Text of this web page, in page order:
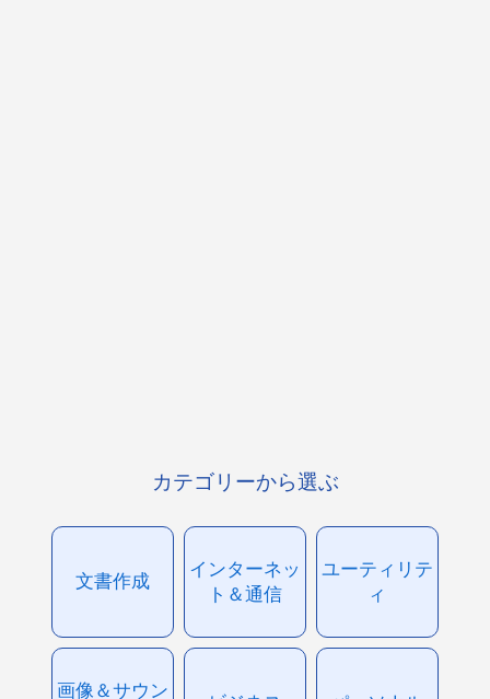
カテゴリーから選ぶ
文書作成
インターネッ
ト＆通信
ユーティリテ
ィ
画像＆サウン